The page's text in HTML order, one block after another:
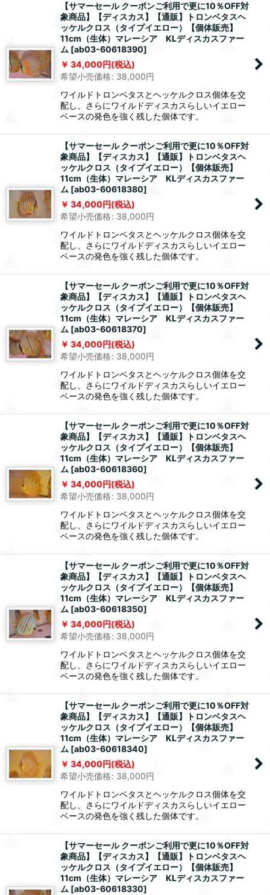
【サマーセール クーポンご利用で更に10％OFF対
象商品】【ディスカス】【通販】トロンベタスヘ
ッケルクロス（タイプイエロー）【個体販売】
11cm（生体）マレーシア KLディスカスファー
ム [ab03-60618390]
34,000円(税込)
希望小売価格: 38,000円
ワイルドトロンベタスとヘッケルクロス個体を交
配し、さらにワイルドディスカスらしいイエロー
ベースの発色を強く残した個体です。
【サマーセール クーポンご利用で更に10％OFF対
象商品】【ディスカス】【通販】トロンベタスヘ
ッケルクロス（タイプイエロー）【個体販売】
11cm（生体）マレーシア KLディスカスファー
ム [ab03-60618380]
34,000円(税込)
希望小売価格: 38,000円
ワイルドトロンベタスとヘッケルクロス個体を交
配し、さらにワイルドディスカスらしいイエロー
ベースの発色を強く残した個体です。
【サマーセール クーポンご利用で更に10％OFF対
象商品】【ディスカス】【通販】トロンベタスヘ
ッケルクロス（タイプイエロー）【個体販売】
11cm（生体）マレーシア KLディスカスファー
ム [ab03-60618370]
34,000円(税込)
希望小売価格: 38,000円
ワイルドトロンベタスとヘッケルクロス個体を交
配し、さらにワイルドディスカスらしいイエロー
ベースの発色を強く残した個体です。
【サマーセール クーポンご利用で更に10％OFF対
象商品】【ディスカス】【通販】トロンベタスヘ
ッケルクロス（タイプイエロー）【個体販売】
11cm（生体）マレーシア KLディスカスファー
ム [ab03-60618360]
34,000円(税込)
希望小売価格: 38,000円
ワイルドトロンベタスとヘッケルクロス個体を交
配し、さらにワイルドディスカスらしいイエロー
ベースの発色を強く残した個体です。
【サマーセール クーポンご利用で更に10％OFF対
象商品】【ディスカス】【通販】トロンベタスヘ
ッケルクロス（タイプイエロー）【個体販売】
11cm（生体）マレーシア KLディスカスファー
ム [ab03-60618350]
34,000円(税込)
希望小売価格: 38,000円
ワイルドトロンベタスとヘッケルクロス個体を交
配し、さらにワイルドディスカスらしいイエロー
ベースの発色を強く残した個体です。
【サマーセール クーポンご利用で更に10％OFF対
象商品】【ディスカス】【通販】トロンベタスヘ
ッケルクロス（タイプイエロー）【個体販売】
11cm（生体）マレーシア KLディスカスファー
ム [ab03-60618340]
34,000円(税込)
希望小売価格: 38,000円
ワイルドトロンベタスとヘッケルクロス個体を交
配し、さらにワイルドディスカスらしいイエロー
ベースの発色を強く残した個体です。
【サマーセール クーポンご利用で更に10％OFF対
象商品】【ディスカス】【通販】トロンベタスヘ
ッケルクロス（タイプイエロー）【個体販売】
11cm（生体）マレーシア KLディスカスファー
ム [ab03-60618330]